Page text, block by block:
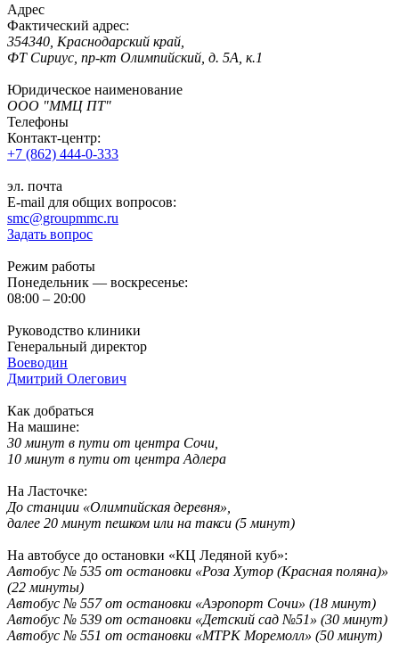
Адрес
Фактический адрес:
354340 Краснодарский край,
ФТ Сириус пр-кт Олимпийский, д. 5А, к.1
Юридическое наименование
ООО "ММЦ ПТ"
Телефоны
Контакт-центр:
+7 (862) 444-0-333
эл. почта
E-mail для общих вопросов:
smc@groupmmc.ru
Задать вопрос
Режим работы
Понедельник — воскресенье:
08:00 – 20:00
Руководство клиники
Генеральный директор
Воеводин
Дмитрий Олегович
Как добраться
На машине:
30 минут в пути от центра Сочи,
10 минут в пути от центра Адлера
На Ласточке:
До станции «Олимпийская деревня»,
далее 20 минут пешком или на такси (5 минут)
На автобусе до остановки «КЦ Ледяной куб»:
Автобус № 535 от остановки «Роза Хутор (Красная поляна)»
(22 минуты)
Автобус № 557 от остановки «Аэропорт Сочи» (18 минут)
Автобус № 539 от остановки «Детский сад №51» (30 минут)
Автобус № 551 от остановки «МТРК Моремолл» (50 минут)